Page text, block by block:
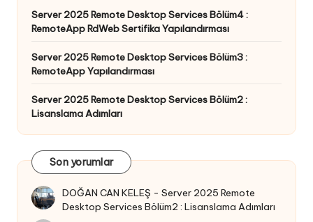
Server 2025 Remote Desktop Services Bölüm4 :
RemoteApp RdWeb Sertifika Yapılandırması
Server 2025 Remote Desktop Services Bölüm3 :
RemoteApp Yapılandırması
Server 2025 Remote Desktop Services Bölüm2 :
Lisanslama Adımları
Son yorumlar
DOĞAN CAN KELEŞ -Server 2025 Remote
Desktop Services Bölüm2 : Lisanslama Adımları